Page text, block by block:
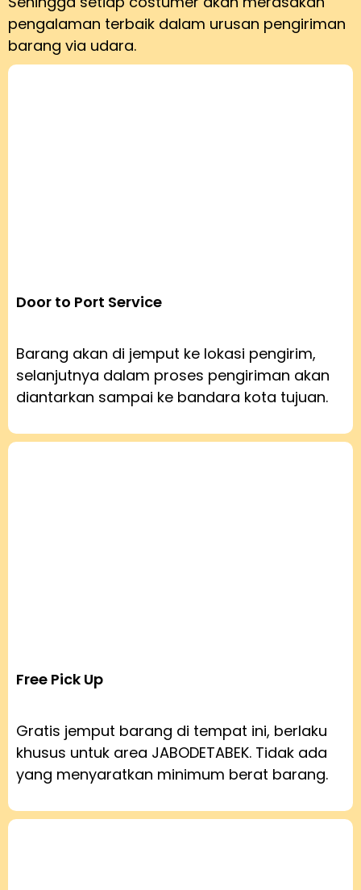
pengalaman terbaik dalam urusan pengiriman
barang via udara.
Door to Port Service
Barang akan di jemput ke lokasi pengirim,
selanjutnya dalam proses pengiriman akan
diantarkan sampai ke bandara kota tujuan.
Free Pick Up
Gratis jemput barang di tempat ini, berlaku
khusus untuk area JABODETABEK. Tidak ada
yang menyaratkan minimum berat barang.